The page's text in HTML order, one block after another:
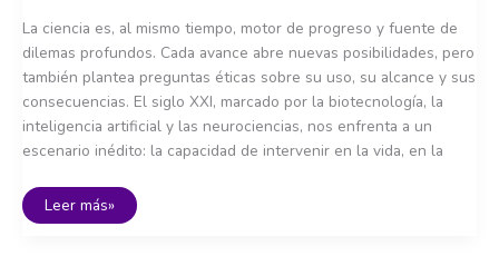
La ciencia es, al mismo tiempo, motor de progreso y fuente de
dilemas profundos. Cada avance abre nuevas posibilidades, pero
también plantea preguntas éticas sobre su uso, su alcance y sus
consecuencias. El siglo XXI, marcado por la biotecnología, la
inteligencia artificial y las neurociencias, nos enfrenta a un
escenario inédito: la capacidad de intervenir en la vida, en la
Límites
de
Leer más»